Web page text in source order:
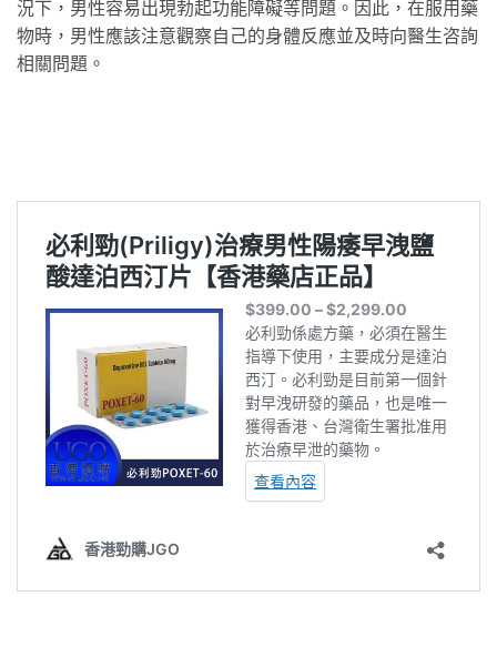
況下，男性容易出現勃起功能障礙等問題。因此，在服用藥
物時，男性應該注意觀察自己的身體反應並及時向醫生咨詢
相關問題。